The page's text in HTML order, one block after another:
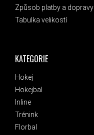
KATEGORIE
Hokej
Hokejbal
Inline
Trénink
Florbal
Způsob platby a dopravy
Tabulka velikostí